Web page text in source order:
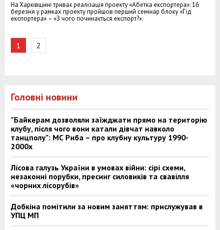
На Харківщині триває реалізація проекту «Абетка експортера»: 16
березня у рамках проекту пройшов перший семінар блоку «Гід
експортера» – «З чого починається експорт?».
1 2
Головні новини
"Байкерам дозволяли заїжджати прямо на територію
клубу, після чого вони катали дівчат навколо
танцполу": МС Риба – про клубну культуру 1990-
2000х
Лісова галузь України в умовах війни: сірі схеми,
незаконні порубки, пресинг силовиків та свавілля
«чорних лісорубів»
Добкіна помітили за новим заняттям: прислужував в
УПЦ МП